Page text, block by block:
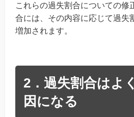
これらの過失割合についての修
合には、その内容に応じて過失
増加されます。
2．過失割合はよ
因になる